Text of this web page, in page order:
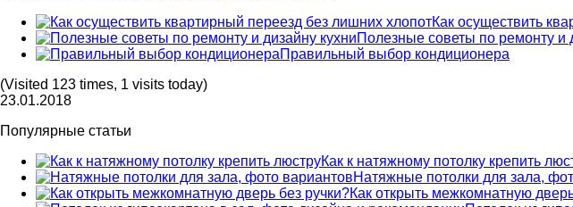
Как осуществить
Полезные советы по ремонту и
Правильный выбор кондиционера
(Visited 123 times, 1 visits today)
23.01.2018
Популярные статьи
Как к натяжному потолку крепить
Натяжные потолки для зала,
Как открыть межкомнатную